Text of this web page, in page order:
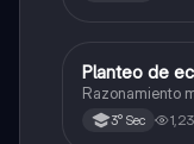
Matemáticas
Planteo de
Razonamiento
3° Sec